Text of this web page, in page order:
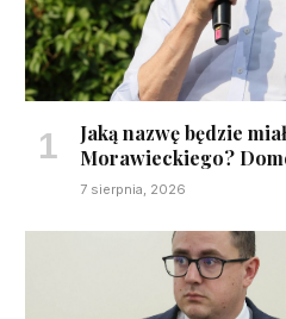
Jaką nazwę będzie
Morawieckiego?
7 sierpnia, 2026